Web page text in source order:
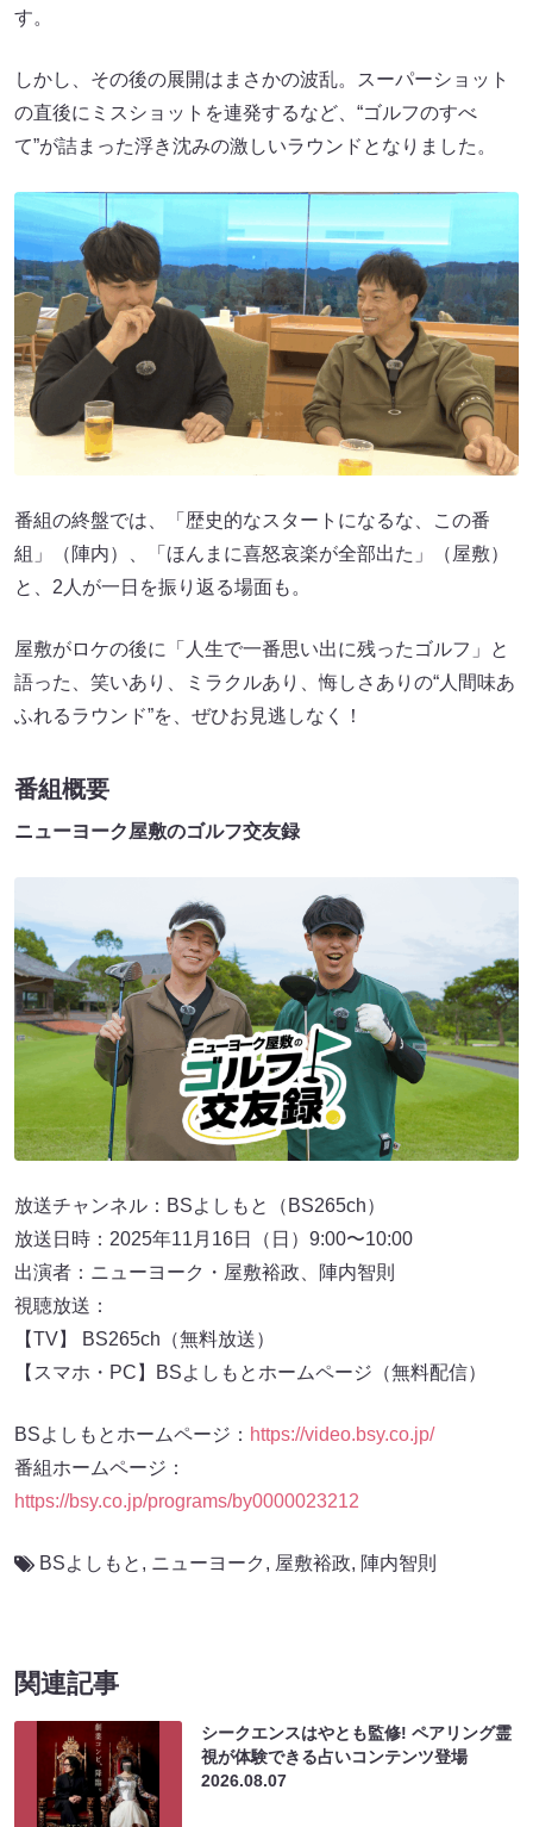
す。
しかし、その後の展開はまさかの波乱。スーパーショット
の直後にミスショットを連発するなど、“ゴルフのすべ
て”が詰まった浮き沈みの激しいラウンドとなりました。
番組の終盤では、「歴史的なスタートになるな、この番
組」（陣内）、「ほんまに喜怒哀楽が全部出た」（屋敷）
と、2人が一日を振り返る場面も。
屋敷がロケの後に「人生で一番思い出に残ったゴルフ」と
語った、笑いあり、ミラクルあり、悔しさありの“人間味あ
ふれるラウンド”を、ぜひお見逃しなく！
番組概要
ニューヨーク屋敷のゴルフ交友録
放送チャンネル：BSよしもと（BS265ch）
放送日時：2025年11月16日（日）9:00〜10:00
出演者：ニューヨーク・屋敷裕政、陣内智則
視聴放送：
【TV】 BS265ch（無料放送）
【スマホ・PC】BSよしもとホームページ（無料配信）
BSよしもとホームページ： https://video.bsy.co.jp/
番組ホームページ：
https://bsy.co.jp/programs/by0000023212
BSよしもと , ニューヨーク , 屋敷裕政, 陣内智則
関連記事
シークエンスはやとも監修! ペアリング霊
視が体験できる占いコンテンツ登場
2026.08.07